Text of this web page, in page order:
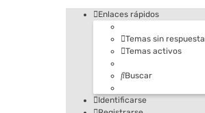
Enlaces rápidos
Temas sin respuesta
Temas activos
Buscar
Identificarse